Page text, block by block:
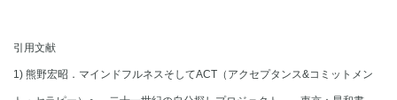
引用文献
1) 熊野宏昭．マインドフルネスそしてACT（アクセプタンス&コミットメン